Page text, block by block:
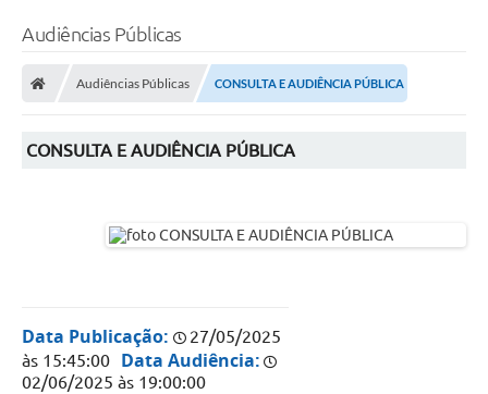
Audiências Públicas
Audiências Públicas CONSULTA E AUDIÊNCIA PÚBLICA
CONSULTA E AUDIÊNCIA PÚBLICA
Data Publicação:
27/05/2025
às 15:45:00
Data Audiência:
02/06/2025 às 19:00:00